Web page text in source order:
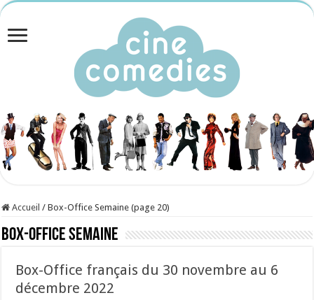
Accueil / Box-Office Semaine (page 20)
Box-Office Semaine
Box-Office français du 30 novembre au 6
décembre 2022